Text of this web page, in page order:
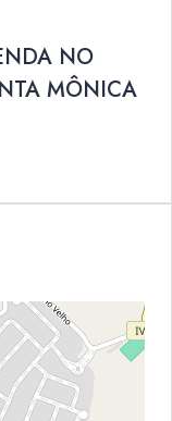
NO
MÔNICA